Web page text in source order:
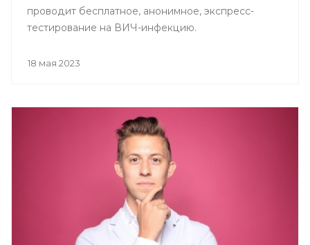
проводит бесплатное, анонимное, экспресс-
тестирование на ВИЧ-инфекцию.
18 мая 2023